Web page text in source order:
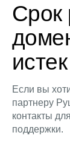
Срок
истек
Если вы
партнеру
контакты
поддержки.